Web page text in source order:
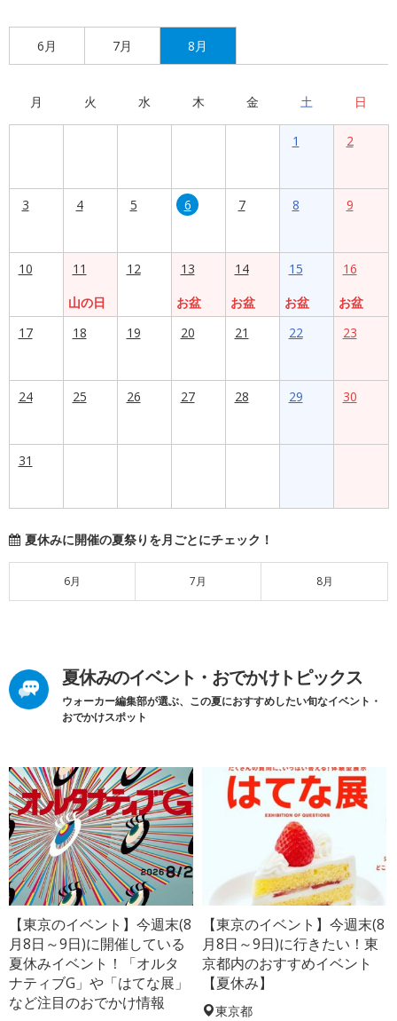
6月 7月 8月
月 火 水 木 金 土 日
1 2
3 4 5 6 7 8 9
10
11
山の日
12
13
お盆
14
お盆
15
お盆
16
お盆
17
18 19 20 21 22 23
24 25 26 27 28 29 30
31
夏休みに開催の夏祭りを月ごとにチェック！
6月 7月 8月
夏休みのイベント・おでかけトピックス
ウォーカー編集部が選ぶ、この夏におすすめしたい旬なイベント・
おでかけスポット
【東京のイベント】今週末(8
月8日～9日)に開催している
夏休みイベント！「オルタ
ナティブG」や「はてな展」
など注目のおでかけ情報
【東京のイベント】今週末(8
月8日～9日)に行きたい！東
京都内のおすすめイベント
【夏休み】
東京都